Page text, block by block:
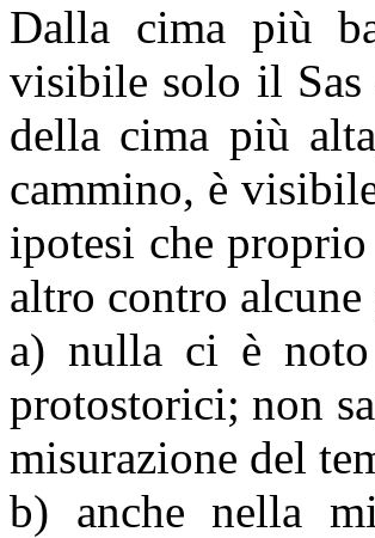
Dalla cima più
visibile solo il Sas
della cima più
cammino, è
ipotesi che
altro contro
a) nulla ci è noto
protostorici; non
misurazione del
b) anche nella